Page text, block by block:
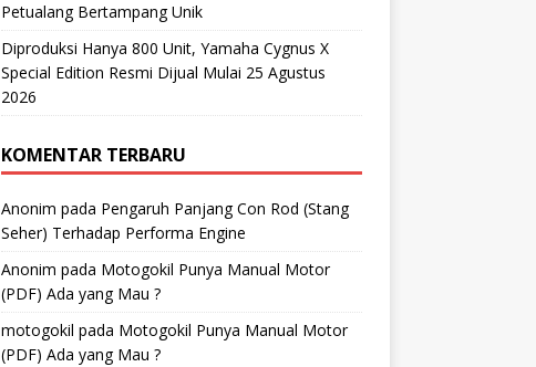
Petualang Bertampang Unik
Diproduksi Hanya 800 Unit, Yamaha Cygnus X
Special Edition Resmi Dijual Mulai 25 Agustus
2026
KOMENTAR TERBARU
Anonim pada Pengaruh Panjang Con Rod (Stang
Seher) Terhadap Performa Engine
Anonim pada Motogokil Punya Manual Motor
(PDF) Ada yang Mau ?
motogokil pada Motogokil Punya Manual Motor
(PDF) Ada yang Mau ?